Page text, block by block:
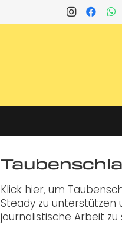
Klick hier, um
Steady zu unterstützen
journalistische Arbeit zu